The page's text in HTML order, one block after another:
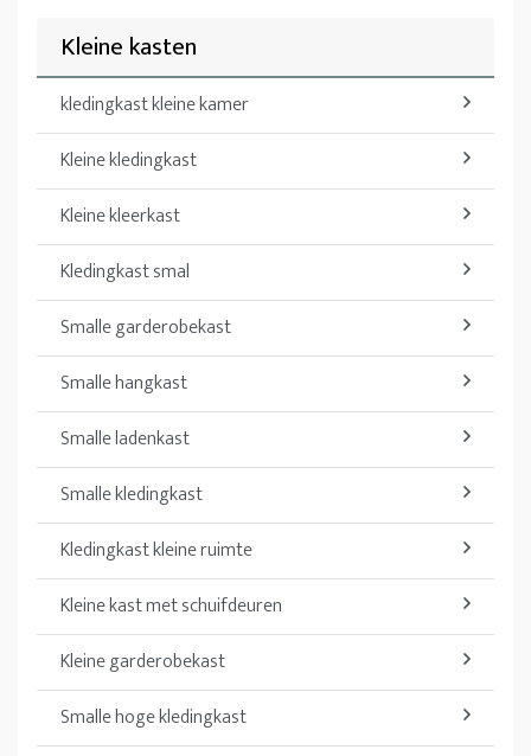
Kleine kasten
kledingkast kleine kamer
Kleine kledingkast
Kleine kleerkast
Kledingkast smal
Smalle garderobekast
Smalle hangkast
Smalle ladenkast
Smalle kledingkast
Kledingkast kleine ruimte
Kleine kast met schuifdeuren
Kleine garderobekast
Smalle hoge kledingkast